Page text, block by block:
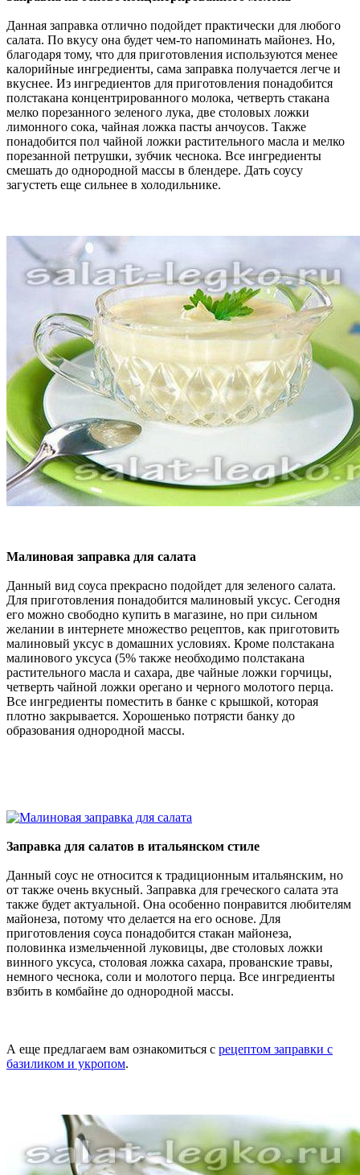
Данная заправка отлично подойдет практически для любого
салата. По вкусу она будет чем-то напоминать майонез. Но,
благодаря тому, что для приготовления используются менее
калорийные ингредиенты, сама заправка получается легче и
вкуснее. Из ингредиентов для приготовления понадобится
полстакана концентрированного молока, четверть стакана
мелко порезанного зеленого лука, две столовых ложки
лимонного сока, чайная ложка пасты анчоусов. Также
понадобится пол чайной ложки растительного масла и мелко
порезанной петрушки, зубчик чеснока. Все ингредиенты
смешать до однородной массы в блендере. Дать соусу
загустеть еще сильнее в холодильнике.
Малиновая заправка для салата
Данный вид соуса прекрасно подойдет для зеленого салата.
Для приготовления понадобится малиновый уксус. Сегодня
его можно свободно купить в магазине, но при сильном
желании в интернете множество рецептов, как приготовить
малиновый уксус в домашних условиях. Кроме полстакана
малинового уксуса (5% также необходимо полстакана
растительного масла и сахара, две чайные ложки горчицы,
четверть чайной ложки орегано и черного молотого перца.
Все ингредиенты поместить в банке с крышкой, которая
плотно закрывается. Хорошенько потрясти банку до
образования однородной массы.
Заправка для салатов в итальянском стиле
Данный соус не относится к традиционным итальянским, но
от также очень вкусный. Заправка для греческого салата эта
также будет актуальной. Она особенно понравится любителям
майонеза, потому что делается на его основе. Для
приготовления соуса понадобится стакан майонеза,
половинка измельченной луковицы, две столовых ложки
винного уксуса, столовая ложка сахара, прованские травы,
немного чеснока, соли и молотого перца. Все ингредиенты
взбить в комбайне до однородной массы.
А еще предлагаем вам ознакомиться с рецептом заправки с
базиликом и укропом.